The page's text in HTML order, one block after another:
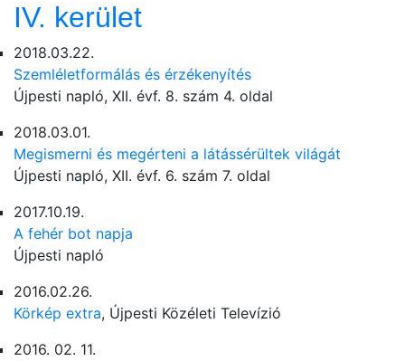
IV. kerület
2018.03.22.
Szemléletformálás és érzékenyítés
Újpesti napló, XII. évf. 8. szám 4. oldal
2018.03.01.
Megismerni és megérteni a látássérültek világát
Újpesti napló, XII. évf. 6. szám 7. oldal
2017.10.19.
A fehér bot napja
Újpesti napló
2016.02.26.
Körkép extra, Újpesti Közéleti Televízió
2016. 02. 11.